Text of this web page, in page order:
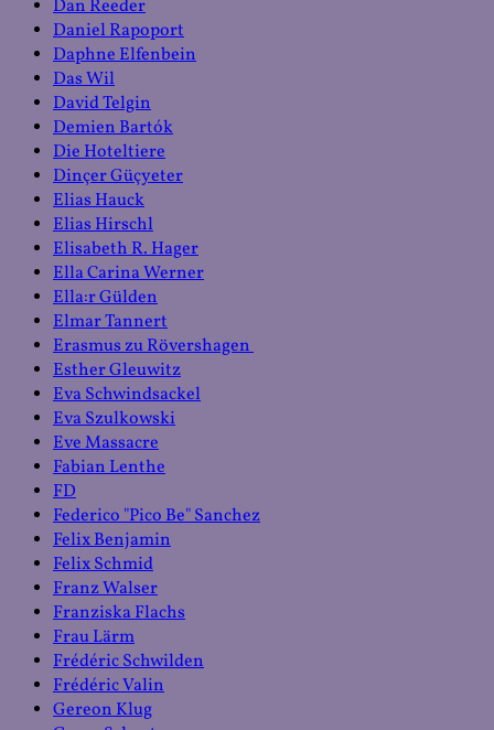
Dan Reeder
Daniel Rapoport
Daphne Elfenbein
Das Wil
David Telgin
Demien Bartók
Die Hoteltiere
Dinçer Güçyeter
Elias Hauck
Elias Hirschl
Elisabeth R. Hager
Ella Carina Werner
Ella:r Gülden
Elmar Tannert
Erasmus zu Rövershagen
Esther Gleuwitz
Eva Schwindsackel
Eva Szulkowski
Eve Massacre
Fabian Lenthe
FD
Federico "Pico Be" Sanchez
Felix Benjamin
Felix Schmid
Franz Walser
Franziska Flachs
Frau Lärm
Frédéric Schwilden
Frédéric Valin
Gereon Klug